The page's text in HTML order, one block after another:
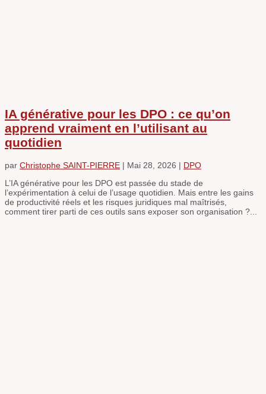
IA générative pour les DPO : ce qu’on
apprend vraiment en l’utilisant au
quotidien
par Christophe SAINT-PIERRE | Mai 28, 2026 | DPO
L’IA générative pour les DPO est passée du stade de
l’expérimentation à celui de l’usage quotidien. Mais entre les gains
de productivité réels et les risques juridiques mal maîtrisés,
comment tirer parti de ces outils sans exposer son organisation ?...